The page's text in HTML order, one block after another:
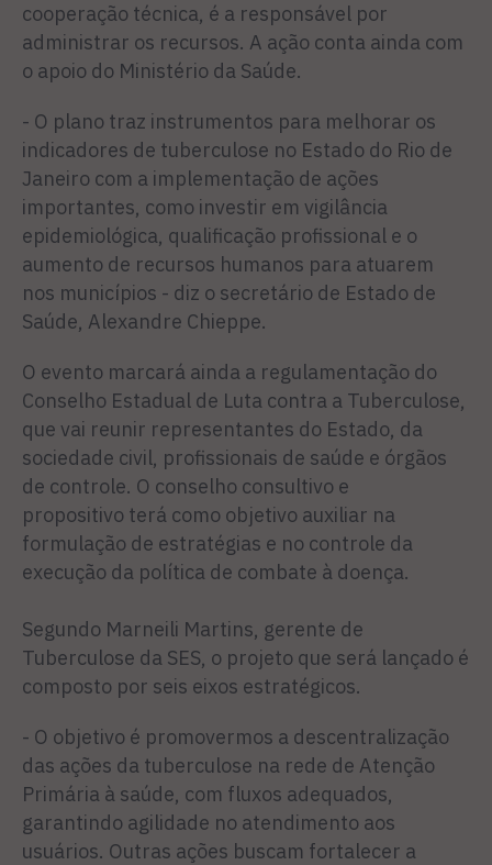
cooperação técnica, é a responsável por
administrar os recursos. A ação conta ainda com
o apoio do Ministério da Saúde.
- O plano traz instrumentos para melhorar os
indicadores de tuberculose no Estado do Rio de
Janeiro com a implementação de ações
importantes, como investir em vigilância
epidemiológica, qualificação profissional e o
aumento de recursos humanos para atuarem
nos municípios - diz o secretário de Estado de
Saúde, Alexandre Chieppe.
O evento marcará ainda a regulamentação do
Conselho Estadual de Luta contra a Tuberculose,
que vai reunir representantes do Estado, da
sociedade civil, profissionais de saúde e órgãos
de controle. O conselho consultivo e
propositivo terá como objetivo auxiliar na
formulação de estratégias e no controle da
execução da política de combate à doença.
Segundo Marneili Martins, gerente de
Tuberculose da SES, o projeto que será lançado é
composto por seis eixos estratégicos.
- O objetivo é promovermos a descentralização
das ações da tuberculose na rede de Atenção
Primária à saúde, com fluxos adequados,
garantindo agilidade no atendimento aos
usuários. Outras ações buscam fortalecer a